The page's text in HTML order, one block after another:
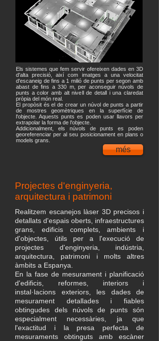
Els sistemes que fem servir ofereixen dades en 3D
d'alta precisió, així com imatges a una velocitat
d'escaneig de fins a 1 milió de punts per segon amb
abast de fins a 330 m, per aconseguir núvols de
punts a color amb alt nivell de detall i una claredat
pròpia del món real.
El propòsit és el de crear un núvol de punts a partir
de mostres geomètriques en la superfície de
l'objecte. Aquests punts es poden usar llavors per
extrapolar la forma de l'objecte.
Addicionalment, els núvols de punts es poden
georeferenciar per al seu posicionament en plans o
models grans.
més
Projectes d'enginyeria,
arquitectura i patrimoni
Realitzem escanejos làser 3D precisos i
detallats d'espais oberts, infraestructures
grans, edificis complets, ambients i
d'objectes, útils per a l'execució de
projectes d'enginyeria, indústria,
arquitectura, patrimoni i molts altres
àmbits a Espanya.
​En la fase de mesurament i planificació
d'edificis, reformes, interiors i
instal·lacions exteriors, les dades de
mesurament detallades i fiables
obtingudes dels núvols de punts són
especialment necessàries, ja que
l'exactitud i la presa perfecta de
mesuraments obtinguts amb escàner